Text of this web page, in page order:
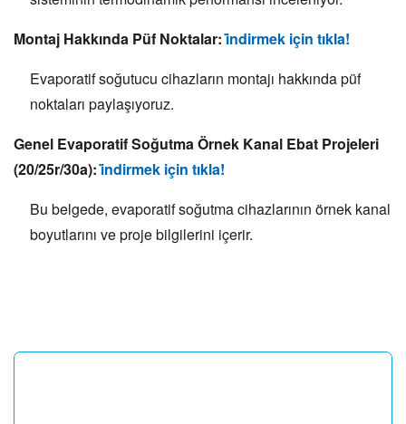
Montaj Hakkında Püf Noktalar:i̇ndirmek için tıkla!
Evaporatif soğutucu cihazların montajı hakkında püf
noktaları paylaşıyoruz.
Genel Evaporatif Soğutma Örnek Kanal Ebat Projeleri
(20/25r/30a):i̇ndirmek için tıkla!
Bu belgede, evaporatif soğutma cihazlarının örnek kanal
boyutlarını ve proje bilgilerini içerir.
Yorum Yaz